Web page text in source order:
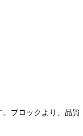
ブロックより、品